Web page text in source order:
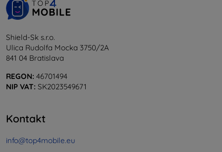
Shield-Sk s.r.o.
Ulica Rudolfa Mocka 3750/2A
841 04 Bratislava
REGON: 46701494
NIP VAT: SK2023549671
Kontakt
info@top4mobile.eu